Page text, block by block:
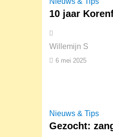
10 jaar
Willemijn S
6 mei 2025
Nieuws & Tips
Gezocht: